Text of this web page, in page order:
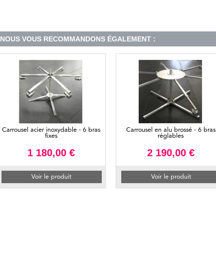
NOUS VOUS RECOMMANDONS ÉGALEMENT :
Carrousel acier inoxydable - 6 bras
fixes
1 180,00 €
Voir le produit
Carrousel en alu brossé - 6 bras
réglables
2 190,00 €
Voir le produit